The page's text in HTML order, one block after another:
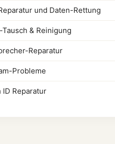
und Daten-Rettung
& Reinigung
Reparatur
Probleme
ID Reparatur